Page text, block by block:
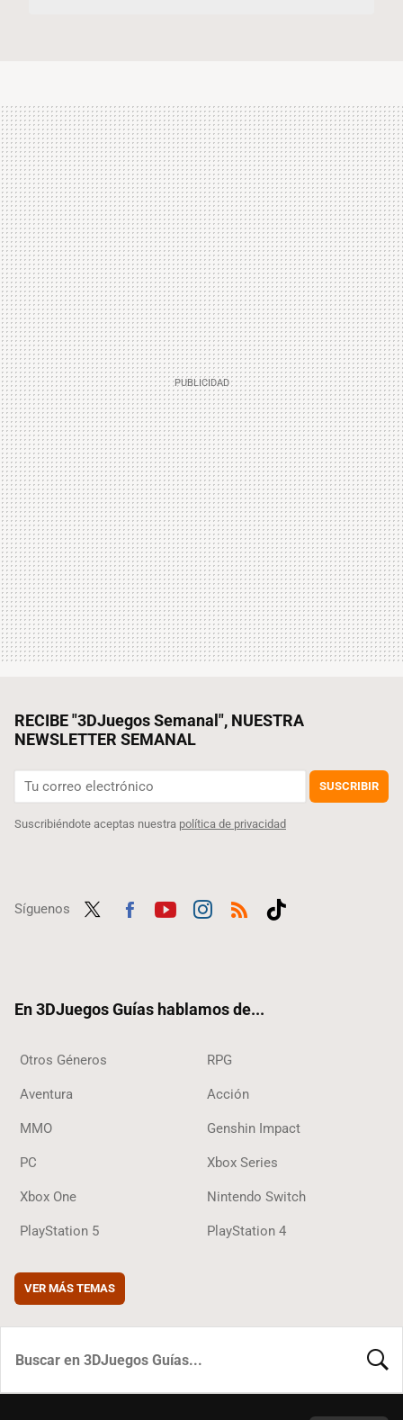
RECIBE "3DJuegos Semanal", NUESTRA
NEWSLETTER SEMANAL
SUSCRIBIR
Suscribiéndote aceptas nuestra política de privacidad
Síguenos
En 3DJuegos Guías hablamos de...
Otros Géneros RPG
Aventura Acción
MMO Genshin Impact
PC Xbox Series
Xbox One Nintendo Switch
PlayStation 5 PlayStation 4
VER MÁS TEMAS